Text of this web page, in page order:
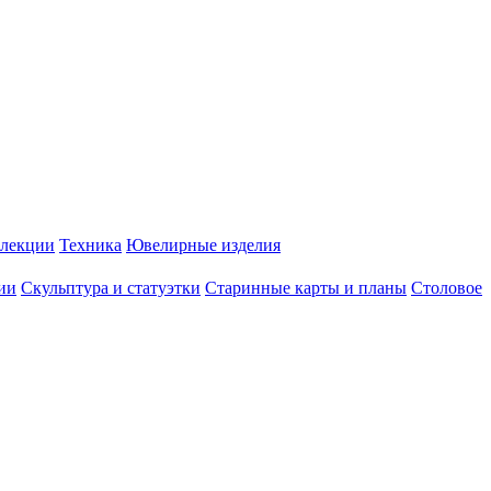
Техника Ювелирные изделия
Скульптура и статуэтки Старинные карты и планы Столовое